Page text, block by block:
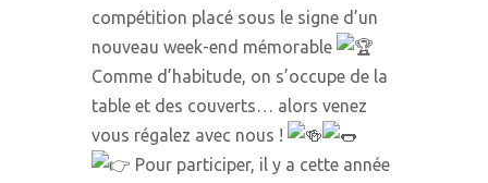
compétition placé sous le signe d’un
nouveau week-end mémorable
Comme d’habitude, on s’occupe de la
table et des couverts… alors venez
vous régalez avec nous !
Pour participer, il y a cette année